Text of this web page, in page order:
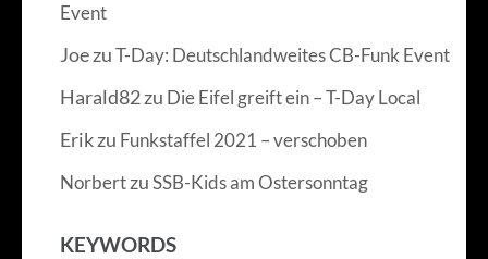
Event
JoezuT-Day: Deutschlandweites CB-Funk Event
Harald82zu Die Eifel greift ein – T-Day Local
Erikzu Funkstaffel 2021 – verschoben
NorbertzuSSB-Kids am Ostersonntag
KEYWORDS